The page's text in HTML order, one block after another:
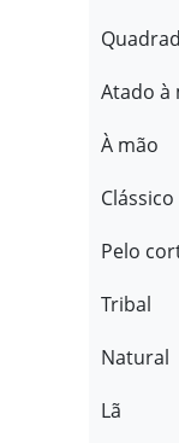
Atado à
À mão
Clássico
Pelo
Tribal
Natural
Lã